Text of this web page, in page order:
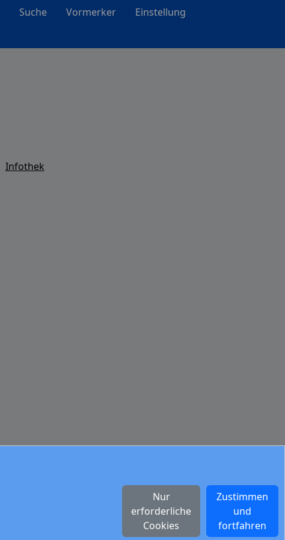
Suche Vormerker
Einstellung
Zustimmen
und
fortfahren
Nur
erforderliche
Cookies
Infothek